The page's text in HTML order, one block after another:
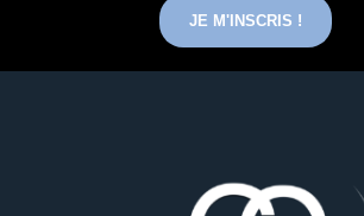
JE M'INSCRIS !